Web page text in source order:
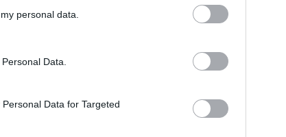
personal data.
Data.
Data for Targeted